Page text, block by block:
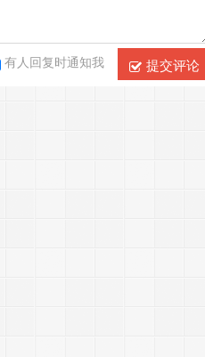
提交评论
有人回复时通知我